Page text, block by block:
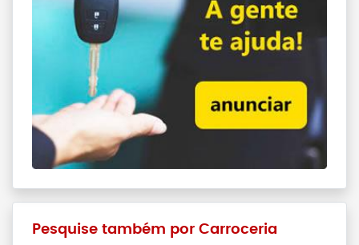
Pesquise também por Carroceria